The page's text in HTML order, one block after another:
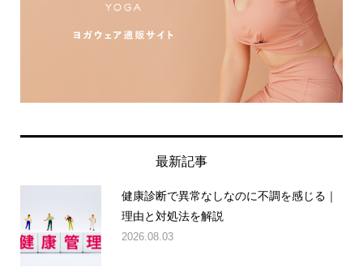
最新記事
健康診断で異常なしなのに不調を感じる｜
理由と対処法を解説
2026.08.03